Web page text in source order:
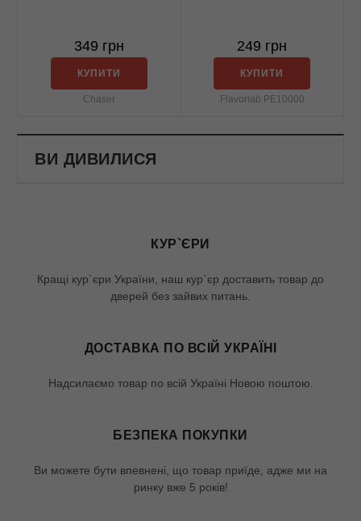
349 грн
КУПИТИ
Chaser
249 грн
КУПИТИ
Flavorlab PE10000
ВИ ДИВИЛИСЯ
КУР`ЄРИ
Кращі кур`єри України, наш кур`єр доставить товар до
дверей без зайвих питань.
ДОСТАВКА ПО ВСІЙ УКРАЇНІ
Надсилаємо товар по всій Україні Новою поштою.
БЕЗПЕКА ПОКУПКИ
Ви можете бути впевнені, що товар приїде, адже ми на
ринку вже 5 років!